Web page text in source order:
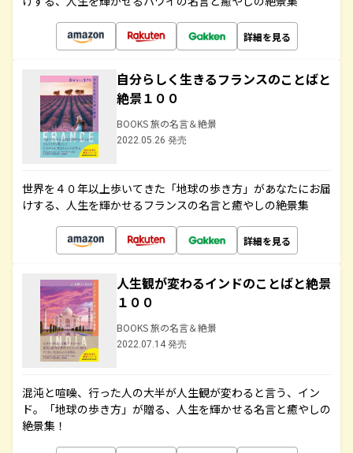
詳細を見る
自分らしく生きるフランスのことばと
絶景１００
BOOKS 旅の名言＆絶景
2022.05.26 発売
世界を４０年以上歩いてきた「地球の歩き方」があなたにお届
けする、人生を輝かせるフランスの名言と癒やしの絶景集
詳細を見る
人生観が変わるインドのことばと絶景
１００
BOOKS 旅の名言＆絶景
2022.07.14 発売
混沌と喧噪、行った人の大半が人生観が変わると言う、イン
ド。「地球の歩き方」が贈る、人生を輝かせる名言と癒やしの
絶景集！